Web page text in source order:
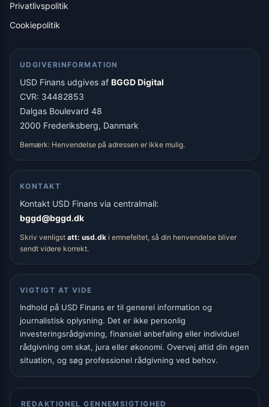
Privatlivspolitik
Cookiepolitik
UDGIVERINFORMATION
USD Finans udgives af BGGD Digital
CVR: 34482853
Dalgas Boulevard 48
2000 Frederiksberg, Danmark
Bemærk: Henvendelse på adressen er ikke mulig.
KONTAKT
Kontakt USD Finans via centralmail:
bggd@bggd.dk
Skriv venligst att: usd.dk i emnefeltet, så din henvendelse bliver
sendt videre korrekt.
VIGTIGT AT VIDE
Indhold på USD Finans er til generel information og
journalistisk oplysning. Det er ikke personlig
investeringsrådgivning, finansiel anbefaling eller individuel
rådgivning om skat, jura eller økonomi. Overvej altid din egen
situation, og søg professionel rådgivning ved behov.
REDAKTIONEL GENNEMSIGTIGHED